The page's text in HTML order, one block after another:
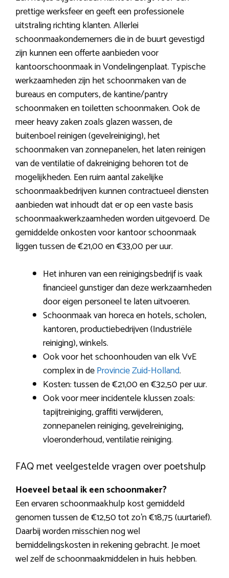
prettige werksfeer en geeft een professionele
uitstraling richting klanten. Allerlei
schoonmaakondernemers die in de buurt gevestigd
zijn kunnen een offerte aanbieden voor
kantoorschoonmaak in Vondelingenplaat. Typische
werkzaamheden zijn het schoonmaken van de
bureaus en computers, de kantine/pantry
schoonmaken en toiletten schoonmaken. Ook de
meer heavy zaken zoals glazen wassen, de
buitenboel reinigen (gevelreiniging), het
schoonmaken van zonnepanelen, het laten reinigen
van de ventilatie of dakreiniging behoren tot de
mogelijkheden. Een ruim aantal zakelijke
schoonmaakbedrijven kunnen contractueel diensten
aanbieden wat inhoudt dat er op een vaste basis
schoonmaakwerkzaamheden worden uitgevoerd. De
gemiddelde onkosten voor kantoor schoonmaak
liggen tussen de €21,00 en €33,00 per uur.
Het inhuren van een reinigingsbedrijf is vaak
financieel gunstiger dan deze werkzaamheden
door eigen personeel te laten uitvoeren.
Schoonmaak van horeca en hotels, scholen,
kantoren, productiebedrijven (Industriële
reiniging), winkels.
Ook voor het schoonhouden van elk VvE
complex in deProvincie Zuid-Holland.
Kosten: tussen de €21,00 en €32,50 per uur.
Ook voor meer incidentele klussen zoals:
tapijtreiniging, graffiti verwijderen,
zonnepanelen reiniging, gevelreiniging,
vloeronderhoud, ventilatie reiniging.
FAQ met veelgestelde vragen over poetshulp
Hoeveel betaal ik een schoonmaker?
Een ervaren schoonmaakhulp kost gemiddeld
genomen tussen de €12,50 tot zo’n €18,75 (uurtarief).
Daarbij worden misschien nog wel
bemiddelingskosten in rekening gebracht. Je moet
wel zelf de schoonmaakmiddelen in huis hebben.